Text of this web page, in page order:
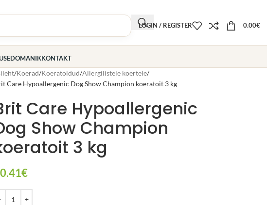
LOGIN / REGISTER 0.00€
OMANIKKONTAKT
Koerad Koeratoidud Allergilistele koertele
Care Hypoallergenic Dog Show Champion koeratoit 3 kg
Care Hypoallergenic
Show Champion
3 kg
€